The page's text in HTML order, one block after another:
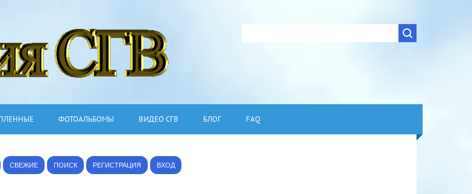
ФОТОАЛЬБОМЫ ВИДЕО СГВ БЛОГ FAQ
СВЕЖИЕ ПОИСК РЕГИСТРАЦИЯ ВХОД